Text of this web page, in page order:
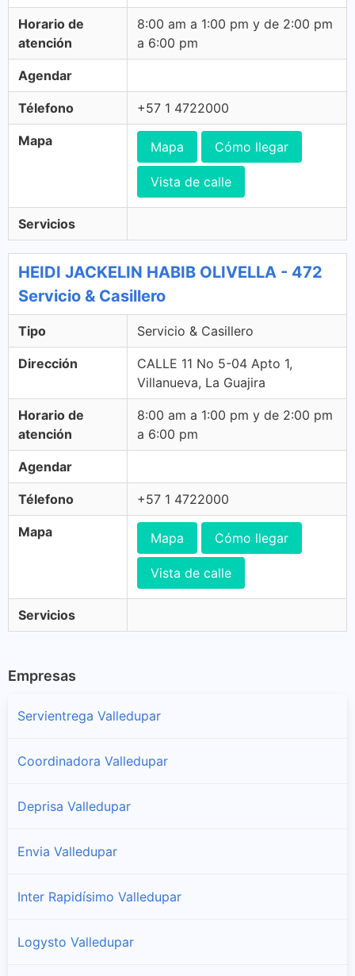
Horario de
atención
8:00 am a 1:00 pm y de 2:00 pm
a 6:00 pm
Agendar
Télefono +57 1 4722000
Mapa Mapa Cómo llegar
Vista de calle
Servicios
HEIDI JACKELIN HABIB OLIVELLA - 472
Servicio & Casillero
Tipo Servicio & Casillero
Dirección
CALLE 11 No 5-04 Apto 1,
Villanueva, La Guajira
Horario de
atención
8:00 am a 1:00 pm y de 2:00 pm
a 6:00 pm
Agendar
Télefono +57 1 4722000
Mapa Mapa Cómo llegar
Vista de calle
Servicios
Empresas
Servientrega Valledupar
Coordinadora Valledupar
Deprisa Valledupar
Envia Valledupar
Inter Rapidísimo Valledupar
Logysto Valledupar